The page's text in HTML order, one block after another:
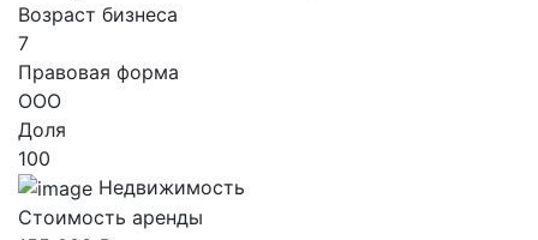
Возраст бизнеса
7
Правовая форма
ООО
Доля
100
Недвижимость
Стоимость аренды